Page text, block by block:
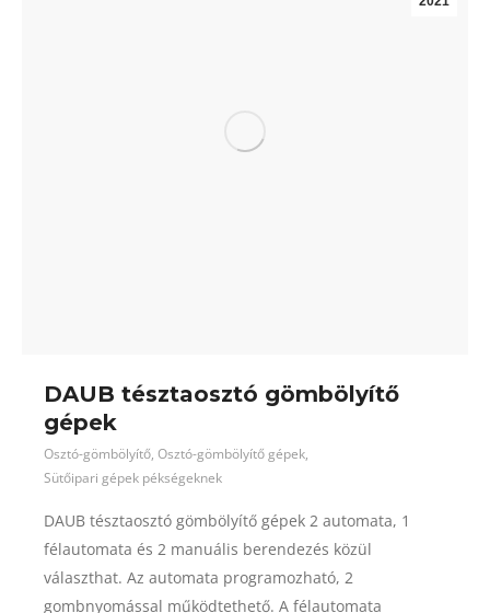
DAUB tésztaosztó gömbölyítő
gépek
Osztó-gömbölyítő, Osztó-gömbölyítő gépek,
Sütőipari gépek pékségeknek
DAUB tésztaosztó gömbölyítő gépek 2 automata, 1
félautomata és 2 manuális berendezés közül
választhat. Az automata programozható, 2
gombnyomással működtethető. A félautomata